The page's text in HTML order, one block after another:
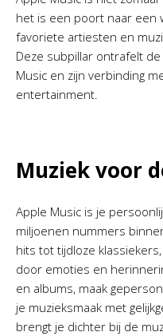
het is een poort naar een
favoriete artiesten en
Deze subpillar ontrafelt
Music en zijn verbinding
entertainment.
Muziek voor
Apple Music is je
miljoenen nummers
hits tot tijdloze
door emoties en
en albums, maak
je muzieksmaak met
brengt je dichter bij de